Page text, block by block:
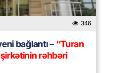
346
bağlantı –“Turan
rəhbəri